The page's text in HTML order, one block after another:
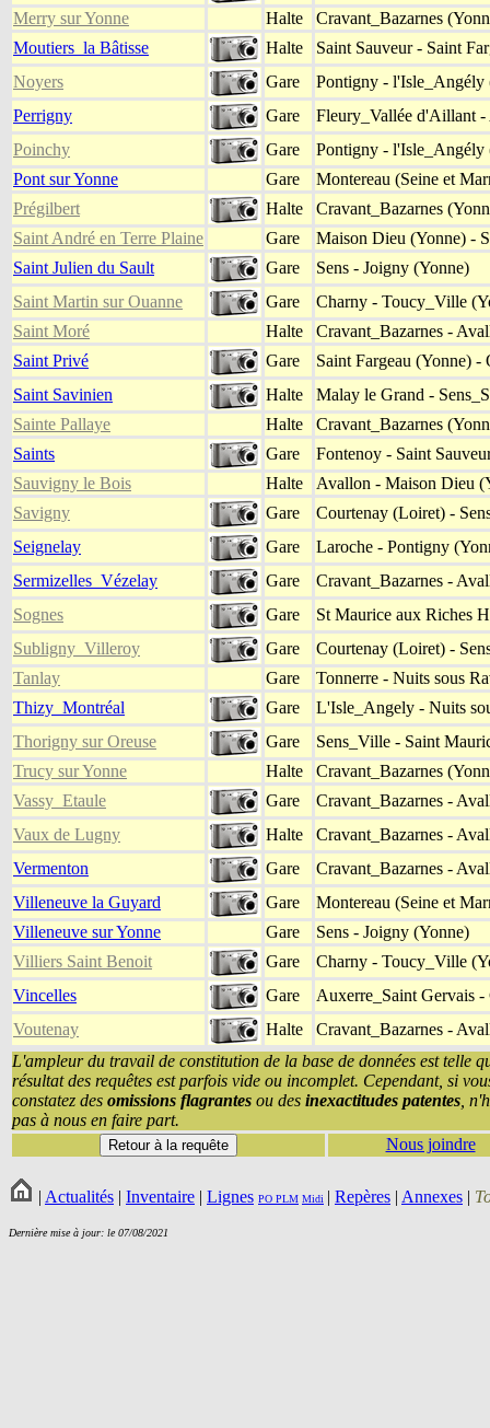
Merry sur Yonne
Halte
Cravant_Bazarnes
Moutiers_la Bâtisse
Halte
Saint Sauveur - Saint
Noyers
Gare
Pontigny - l'Isle_Angély
Perrigny
Gare
Fleury_Vallée d'Aillant -
Poinchy
Gare
Pontigny - l'Isle_Angély
Pont sur Yonne
Gare
Montereau (Seine et
Prégilbert
Halte
Cravant_Bazarnes
Saint André en Terre Plaine
Gare
Maison Dieu (Yonne) -
Saint Julien du Sault
Gare
Sens - Joigny (Yonne)
Saint Martin sur Ouanne
Gare
Charny - Toucy_Ville
Saint Moré
Halte
Cravant_Bazarnes -
Saint Privé
Gare
Saint Fargeau (Yonne) -
Saint Savinien
Halte
Malay le Grand -
Sainte Pallaye
Halte
Cravant_Bazarnes
Saints
Gare
Fontenoy - Saint
Sauvigny le Bois
Halte
Avallon - Maison Dieu
Savigny
Gare
Courtenay (Loiret) -
Seignelay
Gare
Laroche - Pontigny
Sermizelles_Vézelay
Gare
Cravant_Bazarnes -
Sognes
Gare
St Maurice aux Riches
Subligny_Villeroy
Gare
Courtenay (Loiret) -
Tanlay
Gare
Tonnerre - Nuits sous
Thizy_Montréal
Gare
L'Isle_Angely - Nuits
Thorigny sur Oreuse
Gare
Sens_Ville - Saint
Trucy sur Yonne
Halte
Cravant_Bazarnes
Vassy_Etaule
Gare
Cravant_Bazarnes -
Vaux de Lugny
Halte
Cravant_Bazarnes -
Vermenton
Gare
Cravant_Bazarnes -
Villeneuve la Guyard
Gare
Montereau (Seine et
Villeneuve sur Yonne
Gare
Sens - Joigny (Yonne)
Villiers Saint Benoit
Gare
Charny - Toucy_Ville
Vincelles
Gare
Auxerre_Saint Gervais -
Voutenay
Halte
Cravant_Bazarnes -
L'ampleur du travail de constitution de la base de données est telle
résultat des requêtes est parfois vide ou incomplet. Cependant, si
constatez des omissions flagrantes ou des inexactitudes patentes ,
pas à nous en faire part.
Nous joindre
| Actualités | Inventaire | Lignes PO PLM Midi | Repères | Annexes |
Dernière mise à jour: le 07/08/2021